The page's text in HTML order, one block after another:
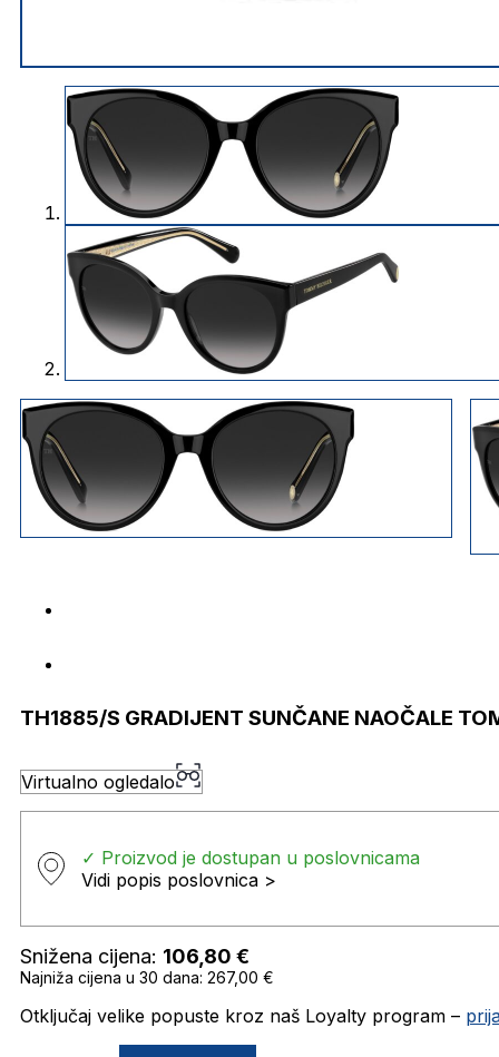
TH1885/S GRADIJENT SUNČANE NAOČALE
Virtualno ogledalo
✓ Proizvod je dostupan u poslovnicama
Vidi popis poslovnica >
Snižena cijena: 106,80 €
Najniža cijena u 30 dana: 267,00 €
Otključaj velike popuste kroz naš Loyalty program –